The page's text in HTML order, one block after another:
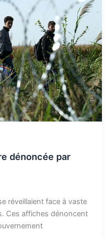
dénoncée par
réveillaient face à vaste
Ces affiches dénoncent